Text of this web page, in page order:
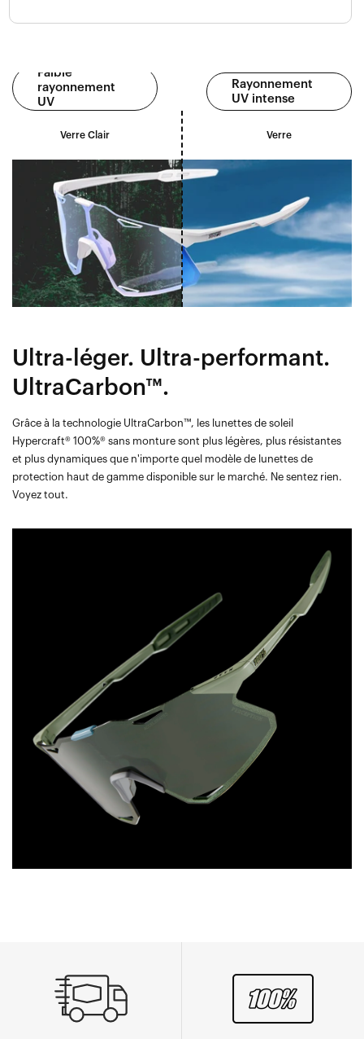
Faible
rayonnement
UV
Verre Clair
Rayonnement
UV intense
Verre
Ultra-léger. Ultra-performant.
UltraCarbon™.
Grâce à la technologie UltraCarbon™, les lunettes de soleil
Hypercraft® 100%® sans monture sont plus légères, plus résistantes
et plus dynamiques que n'importe quel modèle de lunettes de
protection haut de gamme disponible sur le marché. Ne sentez rien.
Voyez tout.